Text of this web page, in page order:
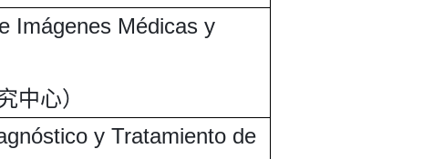
Imágenes Médicas y
中心）
y Tratamiento de